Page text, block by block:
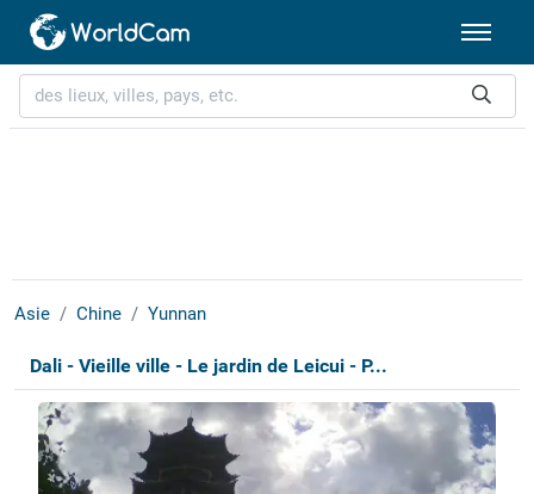
Asie Chine Yunnan
Dali - Vieille ville - Le jardin de Leicui - P...